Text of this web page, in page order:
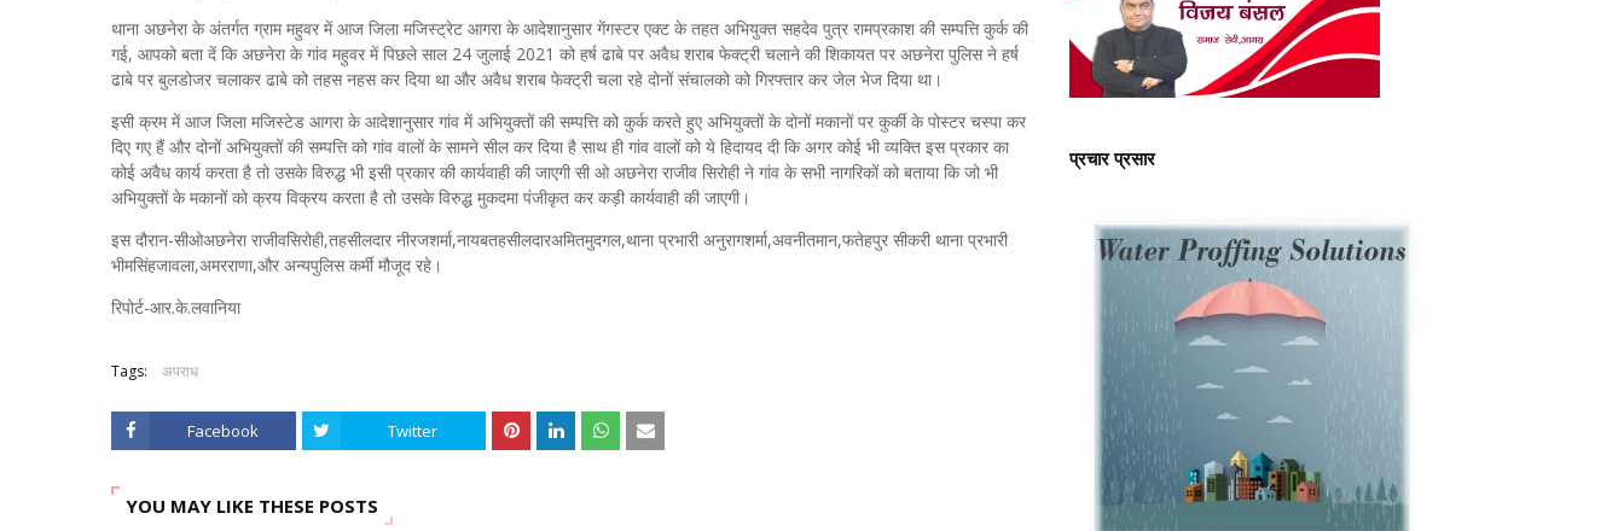
थाना अछनेरा के अंतर्गत ग्राम महुवर में आज जिला मजिस्ट्रेट आगरा के आदेशानुसार गेंगस्टर एक्ट के तहत अभियुक्त सहदेव पुत्र रामप्रकाश की सम्पत्ति कुर्क की
गई, आपको बता दें कि अछनेरा के गांव महुवर में पिछले साल 24 जुलाई 2021 को हर्ष ढाबे पर अवैध शराब फेक्ट्री चलाने की शिकायत पर अछनेरा पुलिस ने हर्ष
ढाबे पर बुलडोजर चलाकर ढाबे को तहस नहस कर दिया था और अवैध शराब फेक्ट्री चला रहे दोनों संचालको को गिरफ्तार कर जेल भेज दिया था।
इसी क्रम में आज जिला मजिस्टेड आगरा के आदेशानुसार गांव में अभियुक्तों की सम्पत्ति को कुर्क करते हुए अभियुक्तों के दोनों मकानों पर कुर्की के पोस्टर चस्पा कर
दिए गए हैं और दोनों अभियुक्तों की सम्पत्ति को गांव वालों के सामने सील कर दिया है साथ ही गांव वालों को ये हिदायद दी कि अगर कोई भी व्यक्ति इस प्रकार का
कोई अवैध कार्य करता है तो उसके विरुद्ध भी इसी प्रकार की कार्यवाही की जाएगी सी ओ अछनेरा राजीव सिरोही ने गांव के सभी नागरिकों को बताया कि जो भी
अभियुक्तों के मकानों को क्रय विक्रय करता है तो उसके विरुद्ध मुकदमा पंजीकृत कर कड़ी कार्यवाही की जाएगी।
इस दौरान-सीओअछनेरा राजीवसिरोही,तहसीलदार नीरजशर्मा,नायबतहसीलदारअमितमुदगल,थाना प्रभारी अनुरागशर्मा,अवनीतमान,फतेहपुर सीकरी थाना प्रभारी
भीमसिंहजावला,अमरराणा,और अन्यपुलिस कर्मी मौजूद रहे।
रिपोर्ट-आर.के.लवानिया
Tags: अपराध
Facebook Twitter
YOU MAY LIKE THESE POSTS
प्रचार प्रसार